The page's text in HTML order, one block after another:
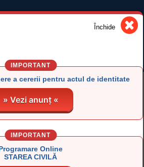
Persoanelor
PROGRAMARE ONLINE
Închide
a cererii pentru actul de identitate
» Vezi anunț «
Online
STAREA CIVILĂ